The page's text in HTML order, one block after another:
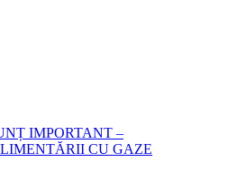
IMPORTANT –
CU GAZE